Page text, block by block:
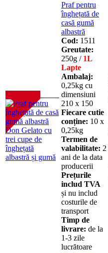
Praf pentru
înghețată de
casă gumă
albastră
Cod: 1511
Greutate:
250g / 1L
Lapte
Ambalaj:
0,25kg cu
dimensiuni
210 х 150
Fiecare cutie
conține: 10 х
0,25kg
Termen de
valabilitate: 2
ani de la data
producerii
Prețurile
includ TVA
și nu includ
costurile de
transport
Timp de
livrare: de la
1-3 zile
lucrătoare